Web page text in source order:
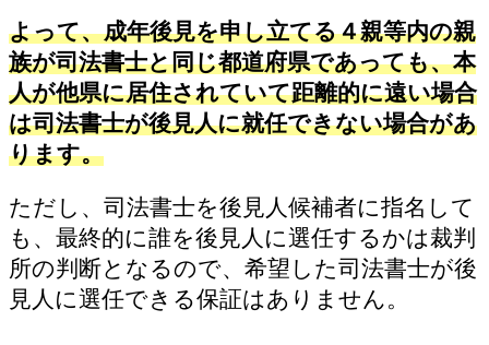
よって、成年後見を申し立てる４親等内の親
族が司法書士と同じ都道府県であっても、本
人が他県に居住されていて距離的に遠い場合
は司法書士が後見人に就任できない場合があ
ります。
ただし、司法書士を後見人候補者に指名して
も、最終的に誰を後見人に選任するかは裁判
所の判断となるので、希望した司法書士が後
見人に選任できる保証はありません。